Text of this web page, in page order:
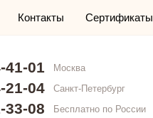
Контакты Сертификаты
41-01 Москва
21-04 Санкт-Петербург
33-08
Бесплатно по России